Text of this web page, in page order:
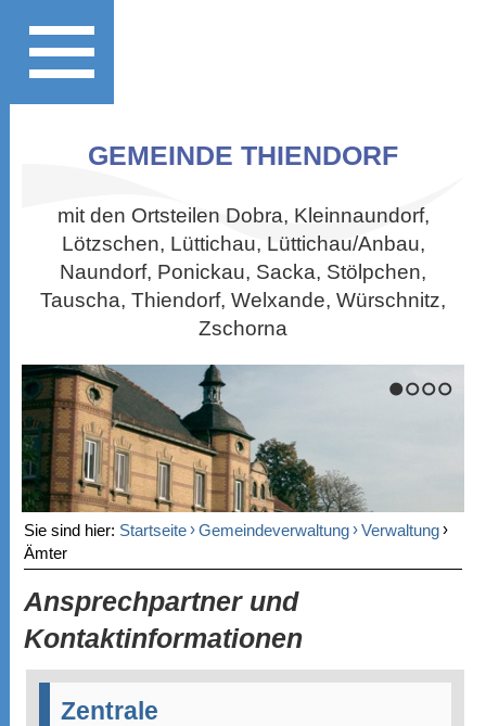
GEMEINDE THIENDORF
mit den Ortsteilen Dobra, Kleinnaundorf,
Lötzschen, Lüttichau, Lüttichau/Anbau,
Naundorf, Ponickau, Sacka, Stölpchen,
Tauscha, Thiendorf, Welxande, Würschnitz,
Zschorna
Sie sind hier: Startseite›Gemeindeverwaltung›Verwaltung›
Ämter
Ansprechpartner und
Kontaktinformationen
Zentrale